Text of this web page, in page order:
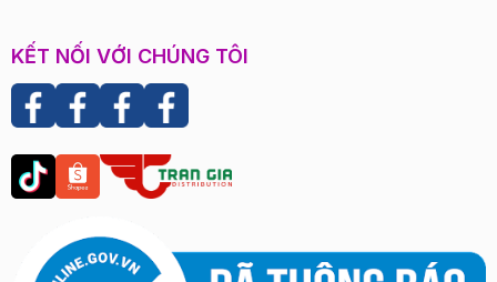
KẾT NỐI VỚI CHÚNG TÔI